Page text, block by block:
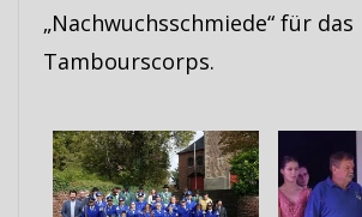
„Nachwuchsschmiede“ für das
Tambourscorps.